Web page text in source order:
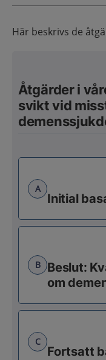
Här beskrivs de
Åtgärder i
svikt vid
A
Initial
B
Beslut:
om
C
Fortsatt